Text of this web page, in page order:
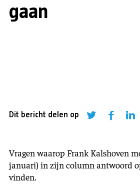
gaan
Dit bericht delen op
Vragen waarop Frank Kalshoven
januari) in zijn column antwoord
vinden.